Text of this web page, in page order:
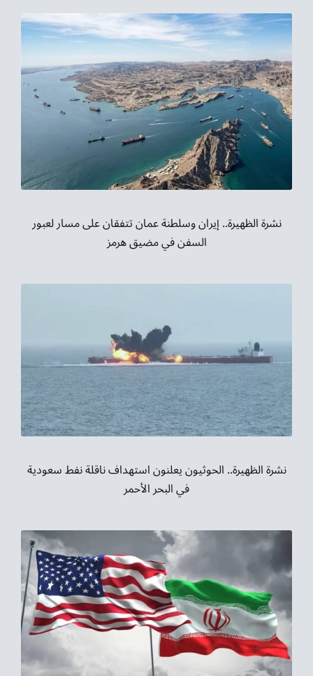
نشرة الظهيرة.. إيران وسلطنة عمان تتفقان على مسار لعبور
السفن في مضيق هرمز
نشرة الظهيرة.. الحوثيون يعلنون استهداف ناقلة نفط سعودية
في البحر الأحمر